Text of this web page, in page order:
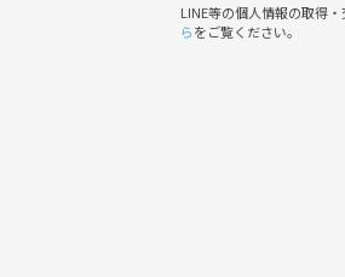
📌 ※お店での開催となる
LINE等の個人情報の取得
らをご覧ください。